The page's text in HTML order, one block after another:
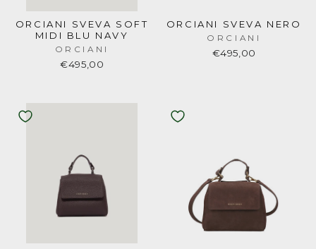
ORCIANI SVEVA SOFT
MIDI BLU NAVY
ORCIANI
€495,00
ORCIANI SVEVA NERO
ORCIANI
€495,00